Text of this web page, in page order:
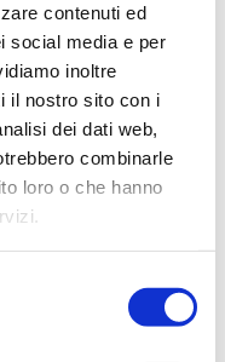
contenuti ed
social media e per
inoltre
il nostro sito con i
dei dati web,
combinarle
loro o che hanno
0.2%.